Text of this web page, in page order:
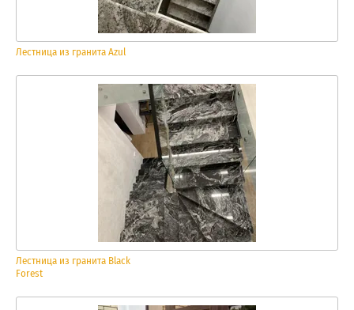
Лестница из гранита Azul
Лестница из гранита Black
Forest